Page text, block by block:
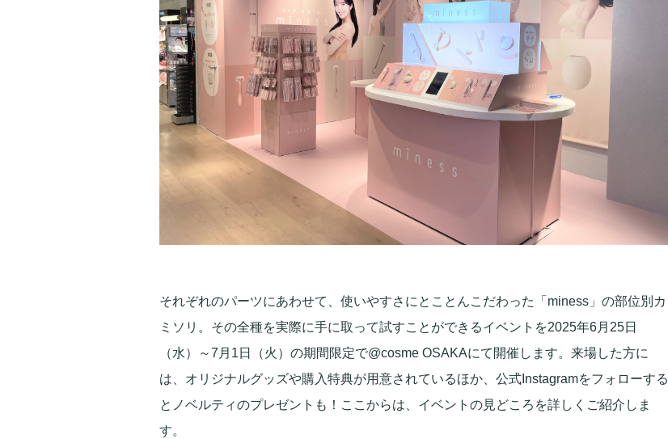
それぞれのパーツにあわせて、使いやすさにとことんこだわった「miness」の部位別カ
ミソリ。その全種を実際に手に取って試すことができるイベントを2025年6月25日
（水）～7月1日（火）の期間限定で@cosme OSAKAにて開催します。来場した方に
は、オリジナルグッズや購入特典が用意されているほか、公式Instagramをフォローする
とノベルティのプレゼントも！ここからは、イベントの見どころを詳しくご紹介しま
す。